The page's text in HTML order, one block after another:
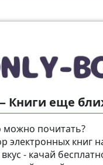
Книги еще
можно почитать?
электронных книг
- качай